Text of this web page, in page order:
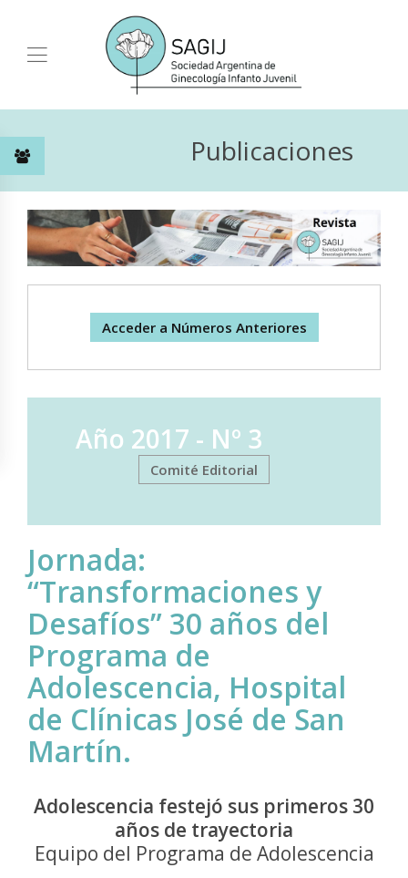
Publicaciones
Acceder a Números Anteriores
Año 2017 - Nº 3
Comité Editorial
Jornada:
“Transformaciones y
Desafíos” 30 años del
Programa de
Adolescencia, Hospital
de Clínicas José de San
Martín.
Adolescencia festejó sus primeros 30
años de trayectoria
Equipo del Programa de Adolescencia